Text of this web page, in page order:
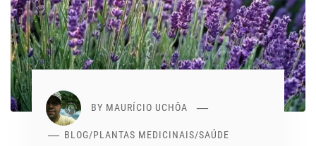
BY MAURÍCIO UCHÔA
BLOG/PLANTAS MEDICINAIS/SAÚDE